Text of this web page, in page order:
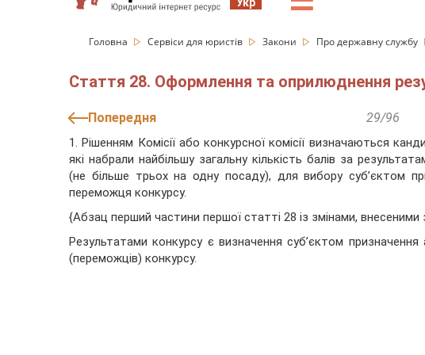
Головна Сервіси для юристів Закони Про державну службу
Стаття 28. Оформлення та оприлюднення
Попередня 29/96
1. Рішенням Комісії або конкурсної комісії визначаються
які набрали найбільшу загальну кількість балів за
(не більше трьох на одну посаду), для вибору суб’єктом
переможця конкурсу.
{Абзац перший частини першої статті 28 із змінами, внесеними
Результатами конкурсу є визначення суб’єктом
(переможців) конкурсу.